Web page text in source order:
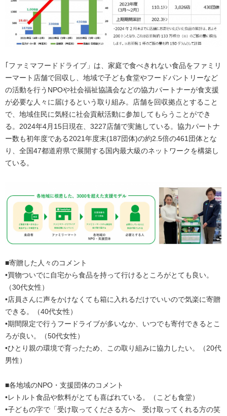
｢ファミマフードドライブ」は、家庭で食べきれない食品をファミリ
ーマート店舗で回収し、地域で子ども食堂やフードパントリーなど
の活動を行うNPOや社会福祉協議会などの協力パートナーが食支援
が必要な人々に届けるという取り組み。店舗を回収拠点とすること
で、地域住民に気軽に社会貢献活動に参加してもらうことができ
る。2024年4月15日現在、3227店舗で実施している。協力パートナ
ー数も初年度である2021年度末(187団体)の約2.5倍の461団体とな
り、全国47都道府県で展開する国内最大級のネットワークを構築し
ている。
■寄贈した人々のコメント
•買物ついでに自宅から食品を持って行けるところがとても良い。
（30代女性）
•店員さんに声をかけなくても箱に入れるだけでいいので気楽に寄贈
できる。（40代女性）
•期間限定で行うフードライブが多いなか、いつでも寄付できるとこ
ろが良い。（50代女性）
•ひとり親の環境で育ったため、この取り組みに協力したい。（20代
男性）
■各地域のNPO・支援団体のコメント
•レトルト食品や飲料がとても喜ばれている。（こども食堂）
•子どもの字で「受け取ってくださる方へ 受け取ってくれる方の笑